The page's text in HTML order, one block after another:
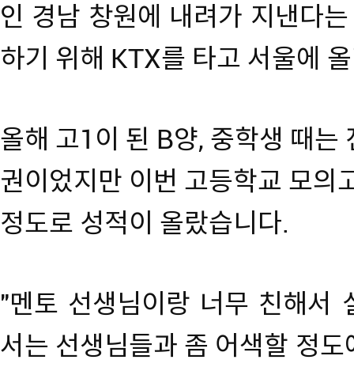
인 경남 창원에 내려가 지낸다
하기 위해 KTX를 타고 서울에
올해 고1이 된 B양, 중학생 때는
권이었지만 이번 고등학교 모의
정도로 성적이 올랐습니다.
"멘토 선생님이랑 너무 친해서
서는 선생님들과 좀 어색할 정